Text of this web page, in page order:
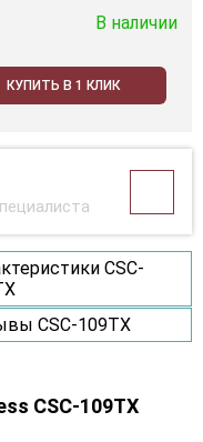
В наличии
КУПИТЬ В 1 КЛИК
CSC-
CSC-109TX
CSC-109TX